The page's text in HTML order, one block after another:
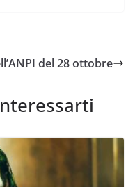
del 28 ottobre